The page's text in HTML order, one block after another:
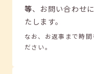
等、 お問い合わせ
たします。
なお、お返事まで時
ださい。